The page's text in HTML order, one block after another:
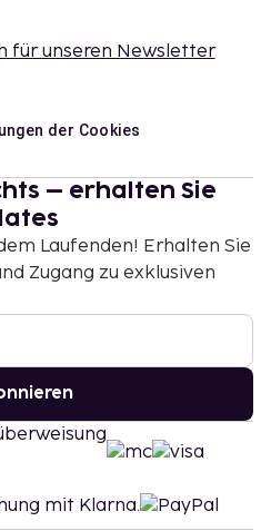
für unseren Newsletter
der Cookies
– erhalten Sie
Laufenden! Erhalten Sie
Zugang zu exklusiven